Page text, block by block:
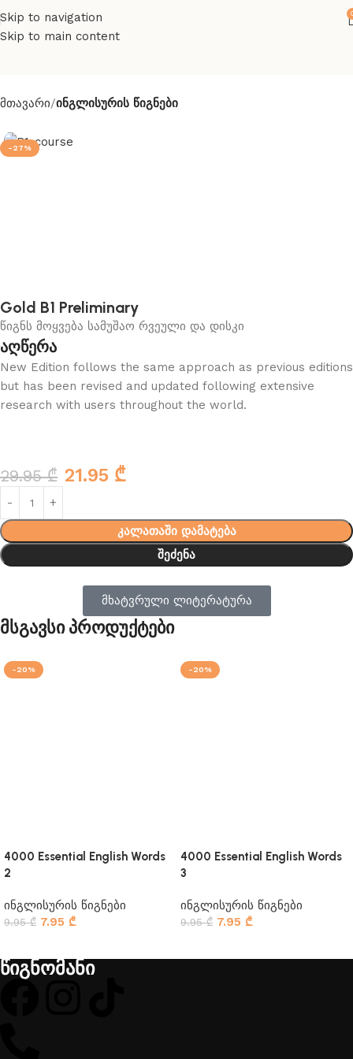
Skip to navigation
Skip to main content
მთავარი ინგლისურის წიგნები
-27%
Gold B1 Preliminary
წიგნს მოყვება სამუშაო რვეული და დისკი
აღწერა
New Edition follows the same approach as previous editions
but has been revised and updated following extensive
research with users throughout the world.
29.95₾ 21.95 ₾
კალათაში დამატება
შეძენა
მხატვრული ლიტერატურა
მსგავსი პროდუქტები
-20%
4000 Essential English Words
2
ინგლისურის წიგნები
9.95₾ 7.95 ₾
-20%
4000 Essential English Words
3
ინგლისურის წიგნები
9.95₾ 7.95 ₾
წიგნომანი